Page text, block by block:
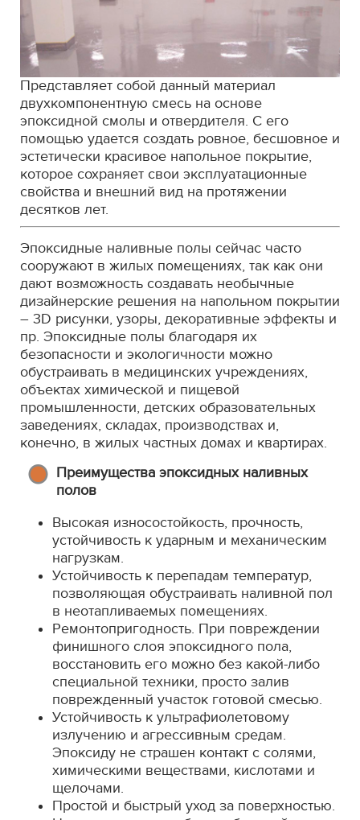
Представляет собой данный материал
двухкомпонентную смесь на основе
эпоксидной смолы и отвердителя. С его
помощью удается создать ровное, бесшовное и
эстетически красивое напольное покрытие,
которое сохраняет свои эксплуатационные
свойства и внешний вид на протяжении
десятков лет.
Эпоксидные наливные полы сейчас часто
сооружают в жилых помещениях, так как они
дают возможность создавать необычные
дизайнерские решения на напольном покрытии
– 3D рисунки, узоры, декоративные эффекты и
пр. Эпоксидные полы благодаря их
безопасности и экологичности можно
обустраивать в медицинских учреждениях,
объектах химической и пищевой
промышленности, детских образовательных
заведениях, складах, производствах и,
конечно, в жилых частных домах и квартирах.
Преимущества эпоксидных наливных
полов
Высокая износостойкость, прочность,
устойчивость к ударным и механическим
нагрузкам.
Устойчивость к перепадам температур,
позволяющая обустраивать наливной пол
в неотапливаемых помещениях.
Ремонтопригодность. При повреждении
финишного слоя эпоксидного пола,
восстановить его можно без какой-либо
специальной техники, просто залив
поврежденный участок готовой смесью.
Устойчивость к ультрафиолетовому
излучению и агрессивным средам.
Эпоксиду не страшен контакт с солями,
химическими веществами, кислотами и
щелочами.
Простой и быстрый уход за поверхностью.